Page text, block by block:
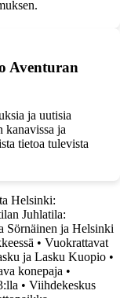
Aventuran
ja uutisia
kanavissa ja
tietoa tulevista
Helsinki:
Juhlatila:
Sörnäinen ja Helsinki
• Vuokrattavat
ja Lasku Kuopio •
konepaja •
• Viihdekeskus